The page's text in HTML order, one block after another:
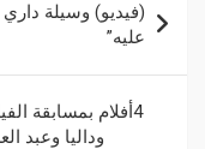
(فيديو) وسيلة
عليه”
4أفلام بمسابقة
وداليا وعبد